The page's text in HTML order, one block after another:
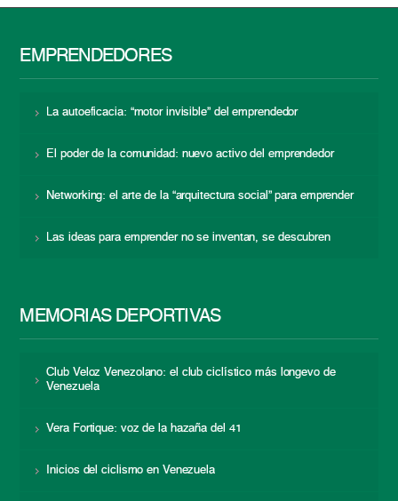
EMPRENDEDORES
La autoeficacia: “motor invisible” del emprendedor
El poder de la comunidad: nuevo activo del emprendedor
Networking: el arte de la “arquitectura social” para emprender
Las ideas para emprender no se inventan, se descubren
MEMORIAS DEPORTIVAS
Club Veloz Venezolano: el club ciclístico más longevo de
Venezuela
Vera Fortique: voz de la hazaña del 41
Inicios del ciclismo en Venezuela